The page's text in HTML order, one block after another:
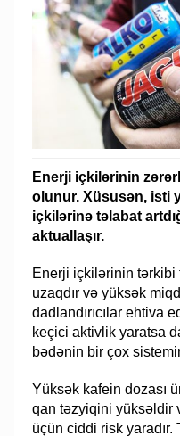
Enerji içkilərinin
olunur. Xüsusən, isti
içkilərinə təlabat
aktuallaşır.
Enerji içkilərinin
uzaqdır və yüksək
dadlandırıcılar ehtiva
keçici aktivlik yaratsa
bədənin bir çox
Yüksək kafein dozası
qan təzyiqini yüksəldir
üçün ciddi risk